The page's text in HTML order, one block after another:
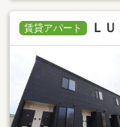
賃貸アパート Ｌ